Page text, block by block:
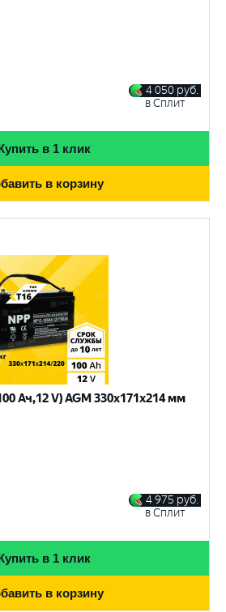
4 050 руб.
в Сплит
в 1 клик
в корзину
Ач,12 V) AGM 330x171x214 мм
4 975 руб.
в Сплит
в 1 клик
в корзину